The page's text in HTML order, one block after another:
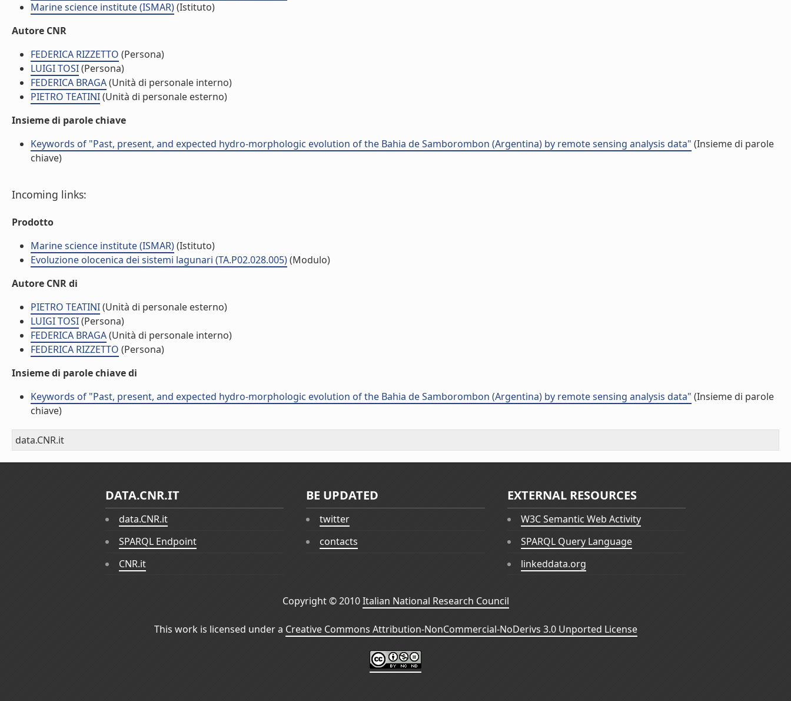
Marine science institute (ISMAR)(Istituto)
Autore CNR
FEDERICA RIZZETTO (Persona)
LUIGI TOSI(Persona)
FEDERICA BRAGA(Unità di personale interno)
PIETRO TEATINI(Unità di personale esterno)
Insieme di parole chiave
Keywords of "Past, present, and expected hydro-morphologic evolution of the Bahia de Samborombon (Argentina) by remote sensing analysis data" (Insieme di parole
chiave)
Incoming links:
Prodotto
Marine science institute (ISMAR)(Istituto)
Evoluzione olocenica dei sistemi lagunari (TA.P02.028.005)(Modulo)
Autore CNR di
PIETRO TEATINI(Unità di personale esterno)
LUIGI TOSI(Persona)
FEDERICA BRAGA(Unità di personale interno)
FEDERICA RIZZETTO (Persona)
Insieme di parole chiave di
Keywords of "Past, present, and expected hydro-morphologic evolution of the Bahia de Samborombon (Argentina) by remote sensing analysis data" (Insieme di parole
chiave)
data.CNR.it
DATA.CNR.IT
data.CNR.it
SPARQL Endpoint
CNR.it
BE UPDATED
twitter
contacts
EXTERNAL RESOURCES
W3C Semantic Web Activity
SPARQL Query Language
linkeddata.org
Copyright © 2010Italian National Research Council
This work is licensed under a Creative Commons Attribution-NonCommercial-NoDerivs 3.0 Unported License